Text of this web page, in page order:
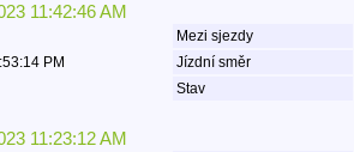
11:42:46 AM
Mezi sjezdy
PM Jízdní směr
Stav
11:23:12 AM